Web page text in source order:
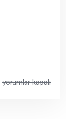
yorumlar kapalı